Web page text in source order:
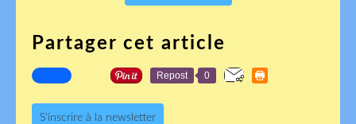
Partager cet article
Repost 0
S'inscrire à la newsletter